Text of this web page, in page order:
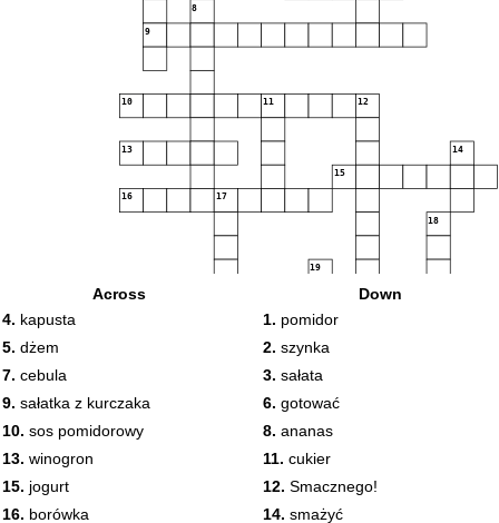
8
9
10 11 12
13 14
15
16 17
18
19
Across
4. kapusta
5. dżem
7. cebula
9. sałatka z kurczaka
10. sos pomidorowy
13. winogron
15. jogurt
16. borówka
Down
1. pomidor
2. szynka
3. sałata
6. gotować
8. ananas
11. cukier
12. Smacznego!
14. smażyć